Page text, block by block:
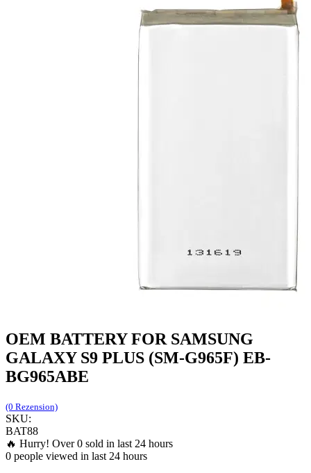
OEM BATTERY FOR SAMSUNG
GALAXY S9 PLUS (SM-G965F) EB-
BG965ABE
(0 Rezension)
SKU:
BAT88
🔥 Hurry! Over0 sold in last 24 hours
0 people viewed in last 24 hours